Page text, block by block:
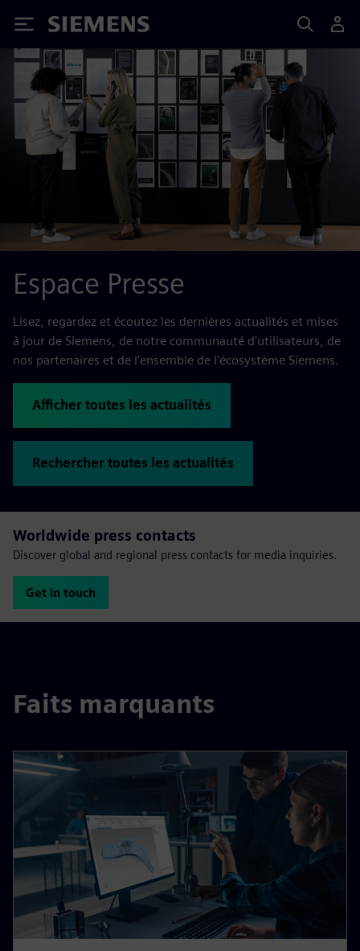
Siemens
Espace Presse
Lisez, regardez et écoutez les dernières actualités et mises
à jour de Siemens, de notre communauté d'utilisateurs, de
nos partenaires et de l'ensemble de l'écosystème Siemens.
Afficher toutes les actualités
Rechercher toutes les actualités
Worldwide press contacts
Discover global and regional press contacts for media inquiries.
Get in touch
Faits marquants